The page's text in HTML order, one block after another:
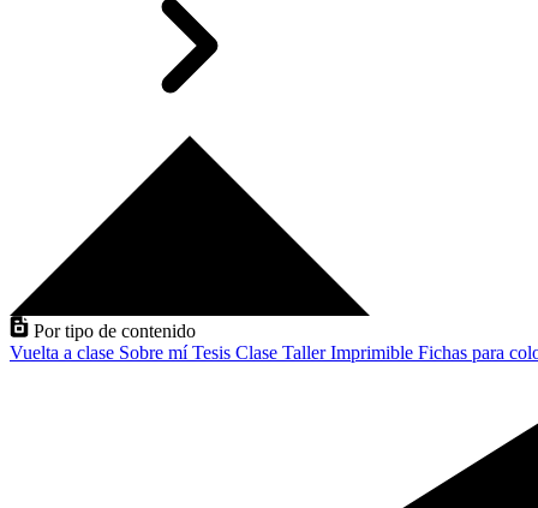
Por tipo de contenido
Vuelta a clase Sobre míTesis Clase TallerImprimible Fichas para